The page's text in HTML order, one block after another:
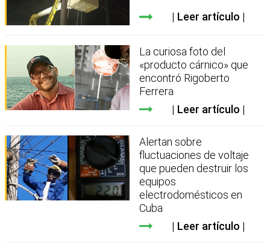
Leer artículo
La curiosa foto del
«producto cárnico» que
encontró Rigoberto
Ferrera
Leer artículo
Alertan sobre
fluctuaciones de voltaje
que pueden destruir los
equipos
electrodomésticos en
Cuba
Leer artículo